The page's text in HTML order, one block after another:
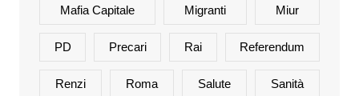
Mafia Capitale Migranti Miur
PD Precari Rai Referendum
Renzi Roma Salute Sanità